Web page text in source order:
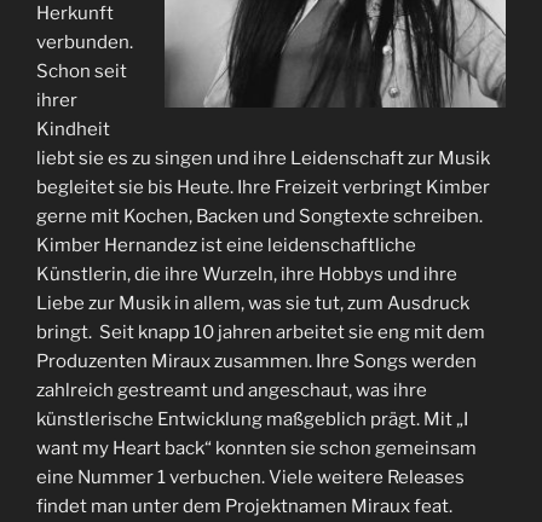
Herkunft
verbunden.
Schon seit
ihrer
Kindheit
liebt sie es zu singen und ihre Leidenschaft zur Musik
begleitet sie bis Heute. Ihre Freizeit verbringt Kimber
gerne mit Kochen, Backen und Songtexte schreiben.
Kimber Hernandez ist eine leidenschaftliche
Künstlerin, die ihre Wurzeln, ihre Hobbys und ihre
Liebe zur Musik in allem, was sie tut, zum Ausdruck
bringt. Seit knapp 10 jahren arbeitet sie eng mit dem
Produzenten Miraux zusammen. Ihre Songs werden
zahlreich gestreamt und angeschaut, was ihre
künstlerische Entwicklung maßgeblich prägt. Mit „I
want my Heart back“ konnten sie schon gemeinsam
eine Nummer 1 verbuchen. Viele weitere Releases
findet man unter dem Projektnamen Miraux feat.